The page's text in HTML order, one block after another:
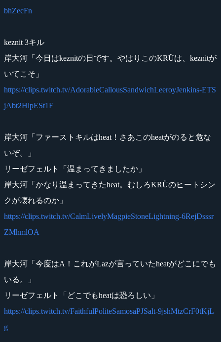
bhZecFn
keznit 3キル
岸大河「今日はkeznitの日です。やはりこのKRÜは、keznitが
いてこそ」
https://clips.twitch.tv/AdorableCallousSandwichLeeroyJenkins-ETS
jAbt2HlpESt1F
岸大河「ファーストキルはheat！さあこのheatがのると危な
いぞ。」
リーゼフェルト「温まってきましたか」
岸大河「かなり温まってきたheat。むしろKRÜのヒートシン
クが壊れるのか」
https://clips.twitch.tv/CalmLivelyMagpieStoneLightning-6RejDsssr
ZMhmlOA
岸大河「今度はA！これがLazが言っていたheatがどこにでも
いる。」
リーゼフェルト「どこでもheatは恐ろしい」
https://clips.twitch.tv/FaithfulPoliteSamosaPJSalt-9jshMtzCrF0tKjL
g